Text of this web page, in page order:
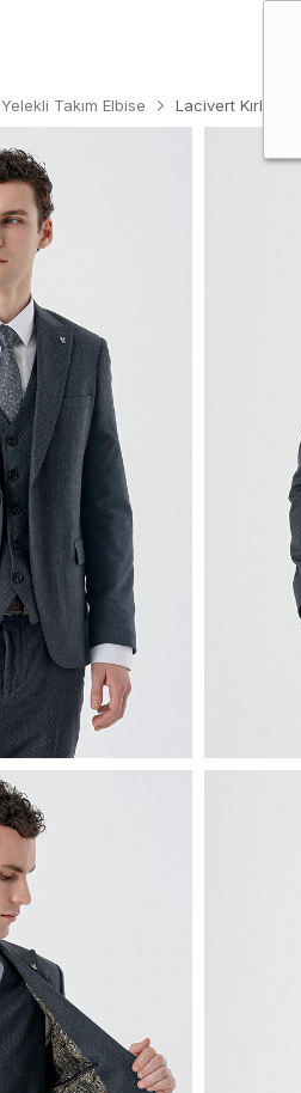
Yelekli Takım Elbise Lacivert